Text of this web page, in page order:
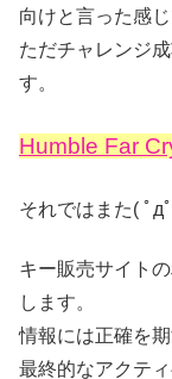
向けと言った感じ
ただチャレンジ
す。
Humble Far
それではまた( ﾟд
キー販売サイト
します。
情報には正確を
最終的なアクテ